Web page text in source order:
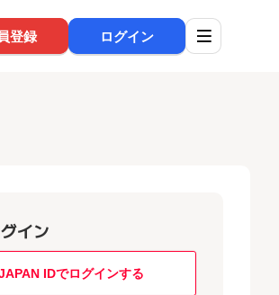
登録 ログイン
イン
IDでログインする